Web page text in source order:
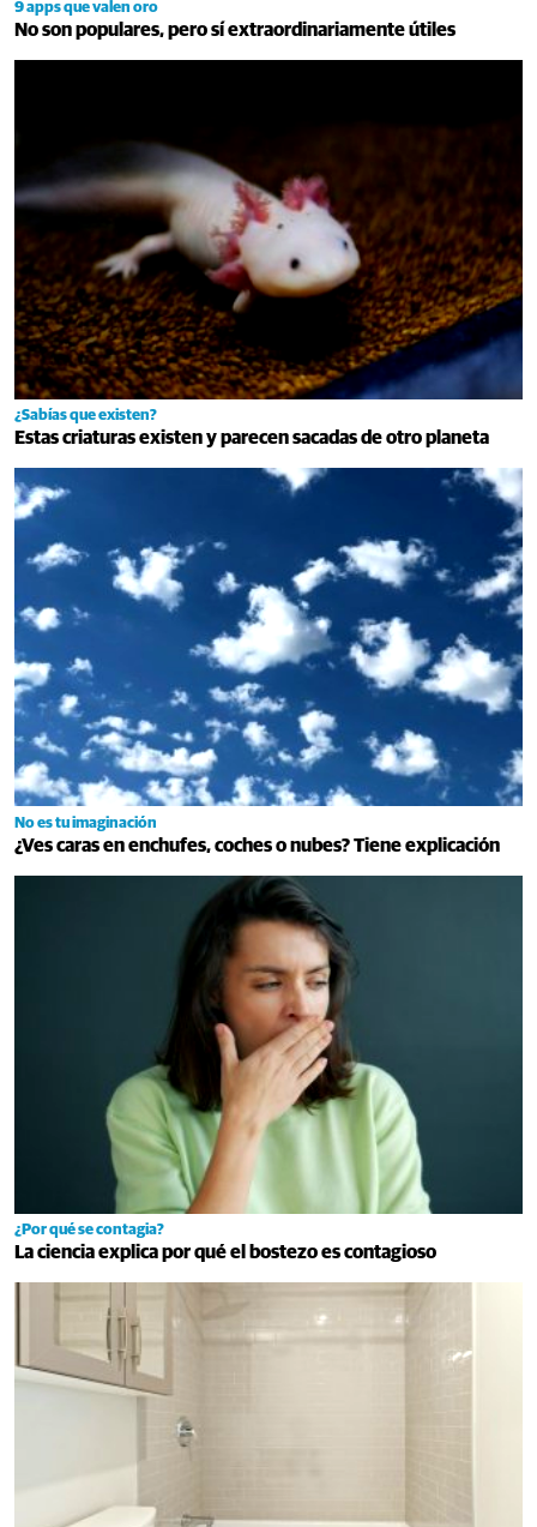
9 apps que valen oro
No son populares, pero sí extraordinariamente útiles
¿Sabías que existen?
Estas criaturas existen y parecen sacadas de otro planeta
No es tu imaginación
¿Ves caras en enchufes, coches o nubes? Tiene explicación
¿Por qué se contagia?
La ciencia explica por qué el bostezo es contagioso